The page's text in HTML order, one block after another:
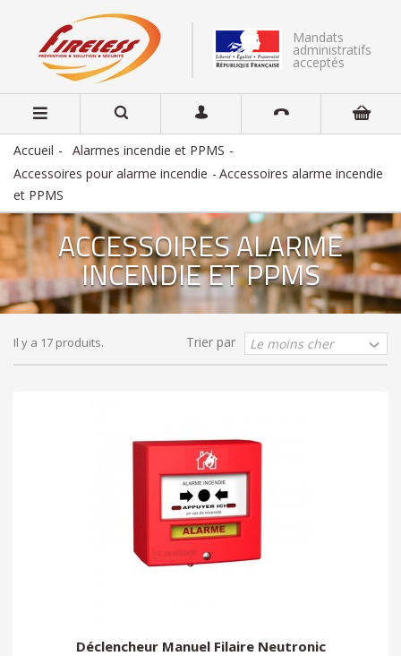
Mandats
administratifs
acceptés
Accueil
Alarmes incendie et PPMS
Accessoires pour alarme incendie
Accessoires alarme incendie
et PPMS
ACCESSOIRES ALARME
INCENDIE ET PPMS
Il y a 17 produits. Trier par
Déclencheur Manuel Filaire Neutronic